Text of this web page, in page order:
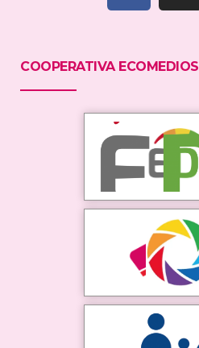
COOPERATIVA ECOMEDIOS